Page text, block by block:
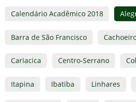
Calendário Acadêmico 2018
Barra de São Francisco
Cariacica Centro-Serrano
Itapina Ibatiba Linhares